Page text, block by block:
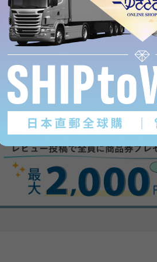
Product reviews
(0subject)